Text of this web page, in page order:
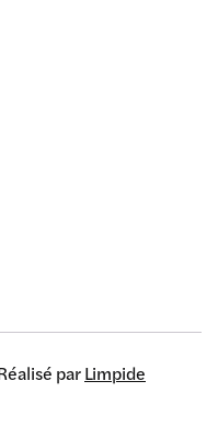
parLimpide